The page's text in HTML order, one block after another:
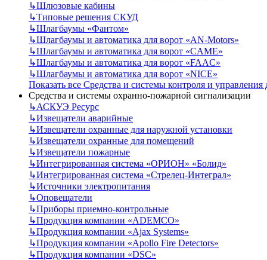
↳Шлюзовые кабины
↳Типовые решения СКУД
↳Шлагбаумы «Фантом»
↳Шлагбаумы и автоматика для ворот «AN-Motors»
↳Шлагбаумы и автоматика для ворот «CAME»
↳Шлагбаумы и автоматика для ворот «FAAC»
↳Шлагбаумы и автоматика для ворот «NICE»
Показать все Средства и системы контроля и управления
Средства и системы охранно-пожарной сигнализации
↳АСКУЭ Ресурс
↳Извещатели аварийные
↳Извещатели охранные для наружной установки
↳Извещатели охранные для помещений
↳Извещатели пожарные
↳Интегрированная система «ОРИОН» «Болид»
↳Интегрированная система «Стрелец-Интеграл»
↳Источники электропитания
↳Оповещатели
↳Приборы приемно-контрольные
↳Продукция компании «ADEMCO»
↳Продукция компании «Ajax Systems»
↳Продукция компании «Apollo Fire Detectors»
↳Продукция компании «DSC»